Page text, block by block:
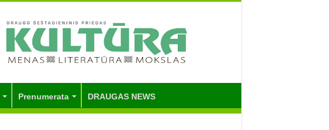
Prenumerata DRAUGAS NEWS